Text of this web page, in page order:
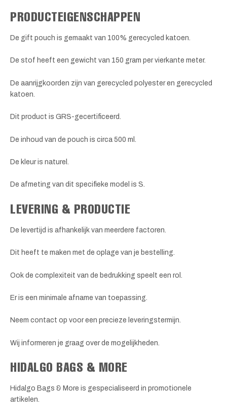
PRODUCTEIGENSCHAPPEN
De gift pouch is gemaakt van 100% gerecycled katoen.
De stof heeft een gewicht van 150 gram per vierkante meter.
De aanrijgkoorden zijn van gerecycled polyester en gerecycled
katoen.
Dit product is GRS-gecertificeerd.
De inhoud van de pouch is circa 500 ml.
De kleur is naturel.
De afmeting van dit specifieke model is S.
LEVERING & PRODUCTIE
De levertijd is afhankelijk van meerdere factoren.
Dit heeft te maken met de oplage van je bestelling.
Ook de complexiteit van de bedrukking speelt een rol.
Er is een minimale afname van toepassing.
Neem contact op voor een precieze leveringstermijn.
Wij informeren je graag over de mogelijkheden.
HIDALGO BAGS & MORE
Hidalgo Bags & More is gespecialiseerd in promotionele
artikelen.